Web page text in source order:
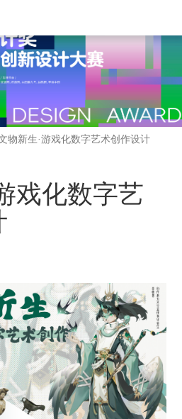
物新生·游戏化数字艺术创作设计
戏化数字艺